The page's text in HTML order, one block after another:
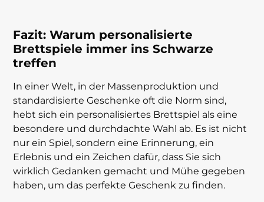
Fazit: Warum personalisierte
Brettspiele immer ins Schwarze
treffen
In einer Welt, in der Massenproduktion und
standardisierte Geschenke oft die Norm sind,
hebt sich ein personalisiertes Brettspiel als eine
besondere und durchdachte Wahl ab. Es ist nicht
nur ein Spiel, sondern eine Erinnerung, ein
Erlebnis und ein Zeichen dafür, dass Sie sich
wirklich Gedanken gemacht und Mühe gegeben
haben, um das perfekte Geschenk zu finden.